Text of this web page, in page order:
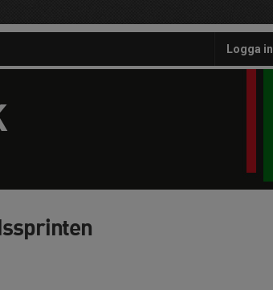
Logga in